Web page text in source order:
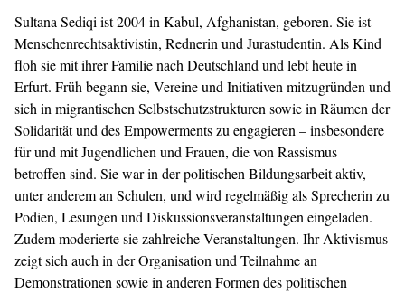
Sultana Sediqi ist 2004 in Kabul, Afghanistan, geboren. Sie ist
Menschenrechtsaktivistin, Rednerin und Jurastudentin. Als Kind
floh sie mit ihrer Familie nach Deutschland und lebt heute in
Erfurt. Früh begann sie, Vereine und Initiativen mitzugründen und
sich in migrantischen Selbstschutzstrukturen sowie in Räumen der
Solidarität und des Empowerments zu engagieren – insbesondere
für und mit Jugendlichen und Frauen, die von Rassismus
betroffen sind. Sie war in der politischen Bildungsarbeit aktiv,
unter anderem an Schulen, und wird regelmäßig als Sprecherin zu
Podien, Lesungen und Diskussionsveranstaltungen eingeladen.
Zudem moderierte sie zahlreiche Veranstaltungen. Ihr Aktivismus
zeigt sich auch in der Organisation und Teilnahme an
Demonstrationen sowie in anderen Formen des politischen